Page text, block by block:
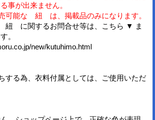
事が出来ません。
可能な 紐 は、掲載品のみになります。
紐 に関するお問合せ等は、こちら ▼ ま
。
new/kutuhimo.html
する為、衣料付属としては、ご使用いただ